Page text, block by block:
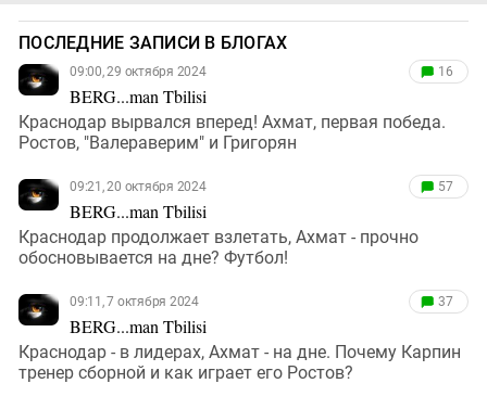
ПОСЛЕДНИЕ ЗАПИСИ В БЛОГАХ
09:00, 29 октября 2024
BERG...man Tbilisi
16
Краснодар вырвался вперед! Ахмат, первая победа.
Ростов, "Валераверим" и Григорян
09:21, 20 октября 2024
BERG...man Tbilisi
57
Краснодар продолжает взлетать, Ахмат - прочно
обосновывается на дне? Футбол!
09:11, 7 октября 2024
BERG...man Tbilisi
37
Краснодар - в лидерах, Ахмат - на дне. Почему Карпин
тренер сборной и как играет его Ростов?